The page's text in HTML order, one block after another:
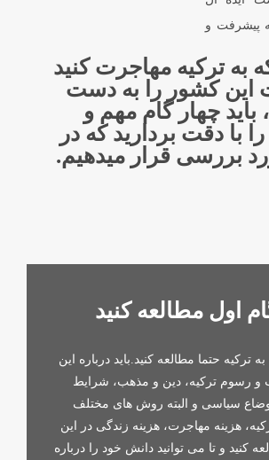
پیشرفت و
به ترکیه مهاجرت کنید
این کشور را به دست
باید چهار گام مهم و
با دقت بردارید که در
بررسی قرار میدهیم.
اول مطالعه کنید
ترکیه حتما مطالعه کنید.باید درباره این
و رسوم ترکیه، دین و مذهب، شرایط
سیاسی و البته روش های مختلف
هزینه مهاجرت، هزینه زندگی در این
کنید و تا می توانید دانش خود را درباره